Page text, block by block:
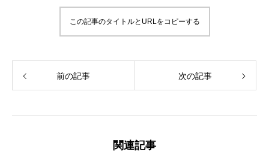
この記事のタイトルとURLをコピーする
前の記事 次の記事
関連記事